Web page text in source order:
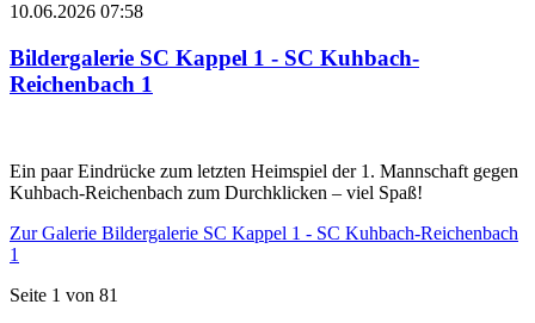
10.06.2026 07:58
Bildergalerie SC Kappel 1 - SC Kuhbach-
Reichenbach 1
Ein paar Eindrücke zum letzten Heimspiel der 1. Mannschaft gegen
Kuhbach-Reichenbach zum Durchklicken – viel Spaß!
Zur Galerie Bildergalerie SC Kappel 1 - SC Kuhbach-Reichenbach
1
Seite 1 von 81